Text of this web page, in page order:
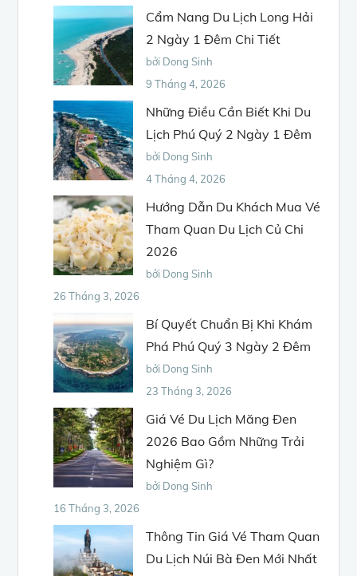
Cẩm Nang Du Lịch Long Hải
2 Ngày 1 Đêm Chi Tiết
bởi Dong Sinh
9 Tháng 4, 2026
Những Điều Cần Biết Khi Du
Lịch Phú Quý 2 Ngày 1 Đêm
bởi Dong Sinh
4 Tháng 4, 2026
Hướng Dẫn Du Khách Mua Vé
Tham Quan Du Lịch Củ Chi
2026
bởi Dong Sinh
26 Tháng 3, 2026
Bí Quyết Chuẩn Bị Khi Khám
Phá Phú Quý 3 Ngày 2 Đêm
bởi Dong Sinh
23 Tháng 3, 2026
Giá Vé Du Lịch Măng Đen
2026 Bao Gồm Những Trải
Nghiệm Gì?
bởi Dong Sinh
16 Tháng 3, 2026
Thông Tin Giá Vé Tham Quan
Du Lịch Núi Bà Đen Mới Nhất